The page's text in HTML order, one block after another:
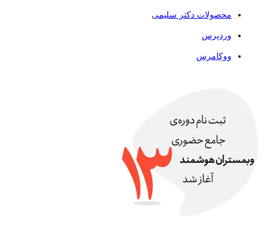
محصولات دکتر سلیمی
وردپرس
ووکامرس